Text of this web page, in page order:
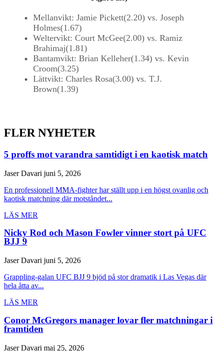
Mellanvikt: Jamie Pickett(2.20) vs. Joseph
Holmes(1.67)
Weltervikt: Court McGee(2.00) vs. Ramiz
Brahimaj(1.81)
Bantamvikt: Brian Kelleher(1.34) vs. Kevin
Croom(3.25)
Lättvikt: Charles Rosa(3.00) vs. T.J.
Brown(1.39)
FLER NYHETER
5 proffs mot varandra samtidigt i en kaotisk match
Jaser Davari juni 5, 2026
En professionell MMA-fighter har ställt upp i en högst ovanlig och
kaotisk matchning där motståndet...
LÄS MER
Nicky Rod och Mason Fowler vinner stort på UFC
BJJ 9
Jaser Davari juni 5, 2026
Grappling-galan UFC BJJ 9 bjöd på stor dramatik i Las Vegas där
hela åtta av...
LÄS MER
Conor McGregors manager lovar fler matchningar i
framtiden
Jaser Davari maj 25, 2026